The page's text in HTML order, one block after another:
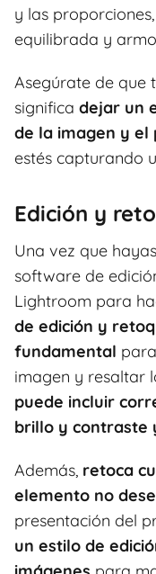
y las
equilibrada y
Asegúrate de que
significa dejar un
de la imagen y el
estés capturando
Edición y
Una vez que
software de
Lightroom para
de edición y
fundamental
imagen y resaltar
puede incluir
brillo y contraste
Además, retoca
elemento no
presentación del
un estilo de